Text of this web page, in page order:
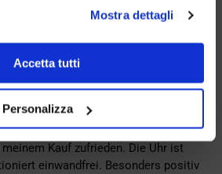
consulta laprivacy policye la
Mostra dettagli
Accetta tutti
Personalizza
Fope Schmuck gekauft. Super
kann Fabio Ferro ohne Bedenken
TOPP!!
Kauf zufrieden. Die Uhr ist
einwandfrei. Besonders positiv